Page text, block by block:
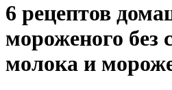
6 рецептов
мороженого без
молока и